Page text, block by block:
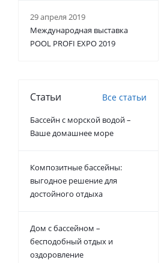
29 апреля 2019
Международная выставка
POOL PROFI EXPO 2019
Статьи Все статьи
Бассейн с морской водой –
Ваше домашнее море
Композитные бассейны:
выгодное решение для
достойного отдыха
Дом с бассейном –
бесподобный отдых и
оздоровление